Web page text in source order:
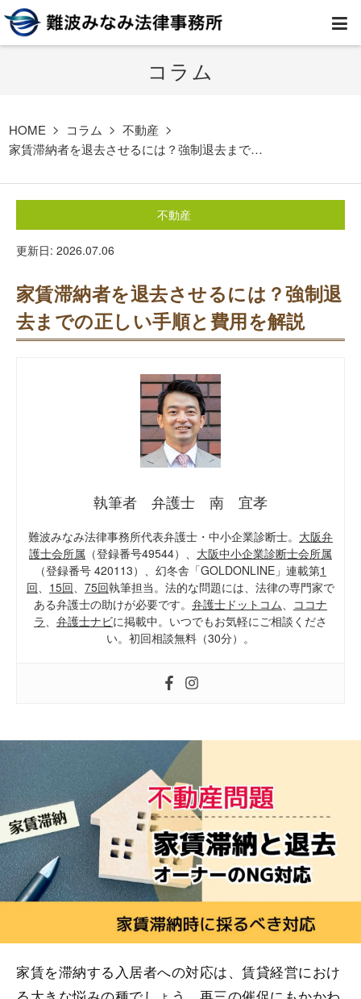
コラム
HOME コラム
不動産
家賃滞納者を退去させるには？強制退去まで…
不動産
更新日: 2026.07.06
家賃滞納者を退去させるには？強制退
去までの正しい手順と費用を解説
執筆者 弁護士 南 宜孝
難波みなみ法律事務所代表弁護士・中小企業診断士。 大阪弁
護士会所属 （登録番号49544）、 大阪中小企業診断士会所属
（登録番号 420113）、幻冬舎「GOLDONLINE」連載第1
回、 15回、 75回執筆担当。法的な問題には、法律の専門家で
ある弁護士の助けが必要です。 弁護士ドットコム、 ココナ
ラ、 弁護士ナビに掲載中。いつでもお気軽にご相談くださ
い。初回相談無料（30分）。
家賃を滞納する入居者への対応は、賃貸経営におけ
HOME
取扱業務
費用